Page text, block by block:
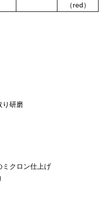
（red）
り研磨
ミクロン仕上げ